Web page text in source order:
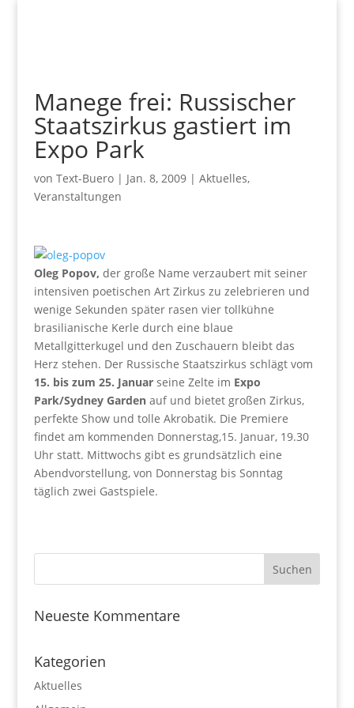
Manege frei: Russischer
Staatszirkus gastiert im
Expo Park
von Text-Buero| Jan. 8, 2009| Aktuelles,
Veranstaltungen
Oleg Popov, der große Name verzaubert mit seiner
intensiven poetischen Art Zirkus zu zelebrieren und
wenige Sekunden später rasen vier tollkühne
brasilianische Kerle durch eine blaue
Metallgitterkugel und den Zuschauern bleibt das
Herz stehen. Der Russische Staatszirkus schlägt vom
15. bis zum 25. Januarseine Zelte im Expo
Park/Sydney Gardenauf und bietet großen Zirkus,
perfekte Show und tolle Akrobatik. Die Premiere
findet am kommenden Donnerstag,15. Januar, 19.30
Uhr statt. Mittwochs gibt es grundsätzlich eine
Abendvorstellung, von Donnerstag bis Sonntag
täglich zwei Gastspiele.
Neueste Kommentare
Kategorien
Aktuelles